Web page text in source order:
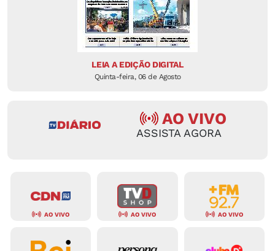
LEIA A EDIÇÃO DIGITAL
Quinta-feira, 06 de Agosto
AO VIVO
ASSISTA AGORA
AO VIVO AO VIVO AO VIVO